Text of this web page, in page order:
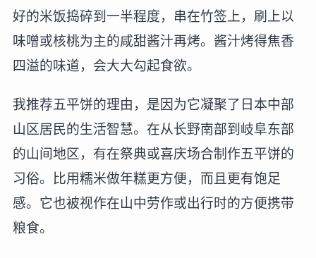
好的米饭捣碎到一半程度，串在竹签上，刷上以
味噌或核桃为主的咸甜酱汁再烤。酱汁烤得焦香
四溢的味道，会大大勾起食欲。
我推荐五平饼的理由，是因为它凝聚了日本中部
山区居民的生活智慧。在从长野南部到岐阜东部
的山间地区，有在祭典或喜庆场合制作五平饼的
习俗。比用糯米做年糕更方便，而且更有饱足
感。它也被视作在山中劳作或出行时的方便携带
粮食。